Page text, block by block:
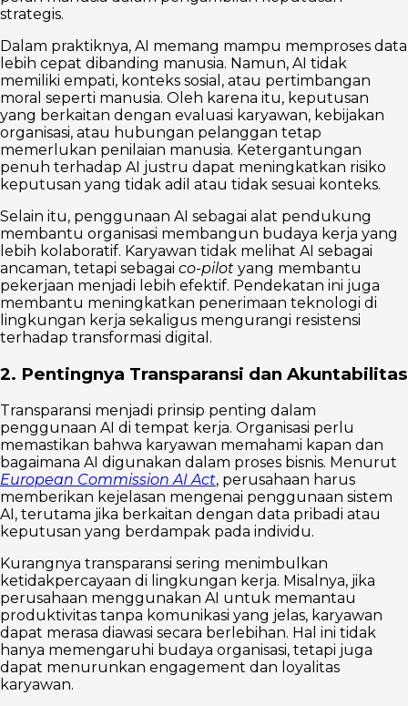
strategis.
Dalam praktiknya, AI memang mampu memproses data
lebih cepat dibanding manusia. Namun, AI tidak
memiliki empati, konteks sosial, atau pertimbangan
moral seperti manusia. Oleh karena itu, keputusan
yang berkaitan dengan evaluasi karyawan, kebijakan
organisasi, atau hubungan pelanggan tetap
memerlukan penilaian manusia. Ketergantungan
penuh terhadap AI justru dapat meningkatkan risiko
keputusan yang tidak adil atau tidak sesuai konteks.
Selain itu, penggunaan AI sebagai alat pendukung
membantu organisasi membangun budaya kerja yang
lebih kolaboratif. Karyawan tidak melihat AI sebagai
ancaman, tetapi sebagai co-pilot yang membantu
pekerjaan menjadi lebih efektif. Pendekatan ini juga
membantu meningkatkan penerimaan teknologi di
lingkungan kerja sekaligus mengurangi resistensi
terhadap transformasi digital.
2. Pentingnya Transparansi dan Akuntabilitas
Transparansi menjadi prinsip penting dalam
penggunaan AI di tempat kerja. Organisasi perlu
memastikan bahwa karyawan memahami kapan dan
bagaimana AI digunakan dalam proses bisnis. Menurut
European Commission AI Act, perusahaan harus
memberikan kejelasan mengenai penggunaan sistem
AI, terutama jika berkaitan dengan data pribadi atau
keputusan yang berdampak pada individu.
Kurangnya transparansi sering menimbulkan
ketidakpercayaan di lingkungan kerja. Misalnya, jika
perusahaan menggunakan AI untuk memantau
produktivitas tanpa komunikasi yang jelas, karyawan
dapat merasa diawasi secara berlebihan. Hal ini tidak
hanya memengaruhi budaya organisasi, tetapi juga
dapat menurunkan engagement dan loyalitas
karyawan.